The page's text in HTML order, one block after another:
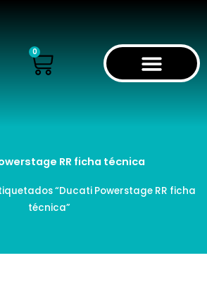
0
Cart
RR ficha técnica
“Ducati Powerstage RR ficha
técnica”